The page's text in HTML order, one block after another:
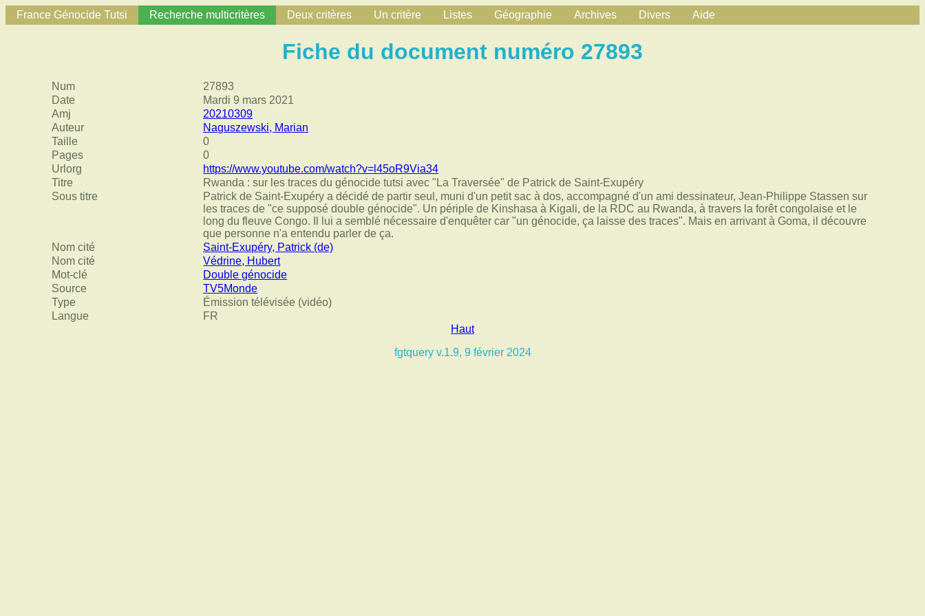
France Génocide Tutsi Recherche multicritères Deux critères Un critère Listes Géographie Archives Divers Aide
Fiche du document numéro 27893
Num
27893
Date
Mardi 9 mars 2021
Amj
20210309
Auteur
Naguszewski, Marian
Taille
0
Pages
0
Urlorg
https://www.youtube.com/watch?v=l45oR9Via34
Titre
Rwanda : sur les traces du génocide tutsi avec "La Traversée" de Patrick de Saint-Exupéry
Sous titre
Patrick de Saint-Exupéry a décidé de partir seul, muni d'un petit sac à dos, accompagné d'un ami dessinateur, Jean-Philippe Stassen sur
les traces de "ce supposé double génocide". Un périple de Kinshasa à Kigali, de la RDC au Rwanda, à travers la forêt congolaise et le
long du fleuve Congo. Il lui a semblé nécessaire d'enquêter car "un génocide, ça laisse des traces". Mais en arrivant à Goma, il découvre
que personne n'a entendu parler de ça.
Nom cité
Saint-Exupéry, Patrick (de)
Nom cité
Védrine, Hubert
Mot-clé
Double génocide
Source
TV5Monde
Type
Émission télévisée (vidéo)
Langue
FR
Haut
fgtquery v.1.9, 9 février 2024